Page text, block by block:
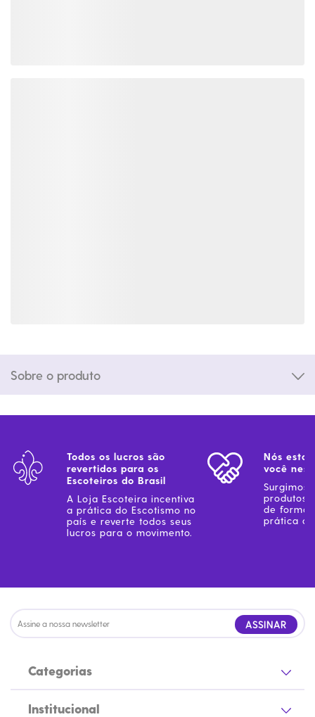
Sobre o produto
Todos os lucros são
revertidos para os
Escoteiros do Brasil
A Loja Escoteira incentiva
a prática do Escotismo no
país e reverte todos seus
lucros para o movimento.
Nós
você
Surgimos
produtos
de forma
prática
ASSINAR
Categorias
Institucional